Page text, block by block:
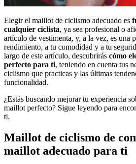
Elegir el maillot de ciclismo adecuado es
cualquier ciclista, ya sea profesional o
artículo de vestimenta, y, a la vez, es una
rendimiento, a tu comodidad y a tu
largo de este artículo, descubrirás cómo
perfecto para ti, teniendo en cuenta tus
ciclismo que practicas y las últimas
funcionalidad.
¿Estás buscando mejorar tu experiencia
maillot perfecto? Sigue leyendo para
ti.
Maillot de ciclismo de
maillot adecuado para ti